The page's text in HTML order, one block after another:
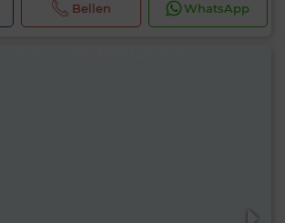
Bellen WhatsApp